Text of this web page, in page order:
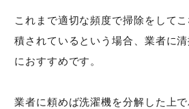
これまで適切な頻度で掃除をして
積されているという場合、業者に
におすすめです。
業者に頼めば洗濯機を分解した上